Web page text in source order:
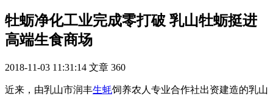
牡蛎净化工业完成零打破 乳山牡蛎挺进
高端生食商场
2018-11-03 11:31:14 文章 360
近来，由乳山市润丰生蚝饲养农人专业合作社出资建造的乳山